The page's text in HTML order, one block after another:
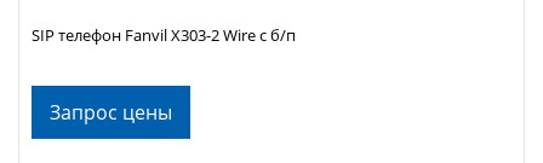
Запрос цены
SIP телефон Fanvil X303-2 Wire c б/п